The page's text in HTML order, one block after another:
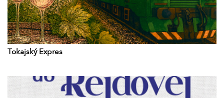
Tokajský Expres